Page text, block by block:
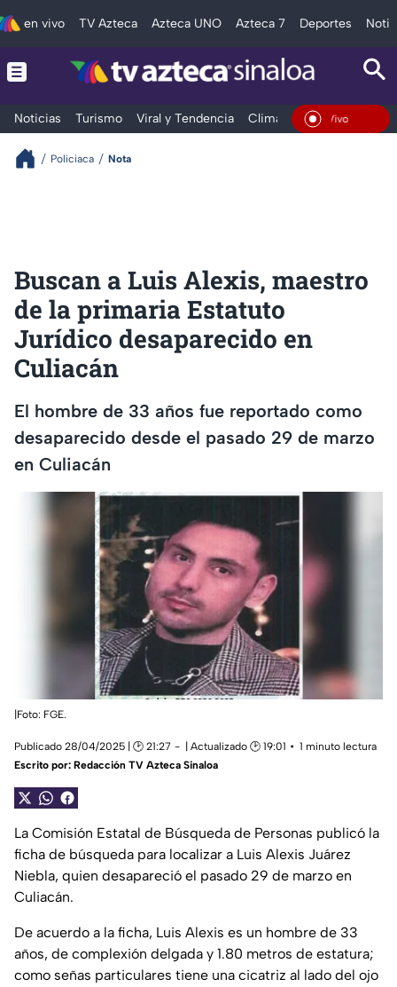
en vivo TV Azteca Azteca UNO Azteca 7 Deportes
Noticias Turismo Viral y Tendencia Clima Deportes
En Vivo
Policiaca Nota
Buscan a Luis Alexis, maestro
de la primaria Estatuto
Jurídico desaparecido en
Culiacán
El hombre de 33 años fue reportado como
desaparecido desde el pasado 29 de marzo
en Culiacán
|Foto: FGE.
Publicado 28/04/2025 | 🕑 21:27 | Actualizado 🕑 19:01
1 minuto lectura
Escrito por: Redacción TV Azteca Sinaloa
La Comisión Estatal de Búsqueda de Personas publicó la
ficha de búsqueda para localizar a Luis Alexis Juárez
Niebla, quien desapareció el pasado 29 de marzo en
Culiacán.
De acuerdo a la ficha, Luis Alexis es un hombre de 33
años, de complexión delgada y 1.80 metros de estatura;
como señas particulares tiene una cicatriz al lado del ojo